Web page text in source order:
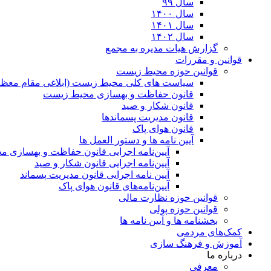
سال ۹۹
سال ۱۴۰۰
سال ۱۴۰۱
سال ۱۴۰۲
گزارش هیات مدیره به مجمع
قوانین و مقررات
قوانین حوزه محیط زیست
ﺳﯿﺎﺳﺖ ﻫﺎی ﮐﻠﯽ ﻣﺤﯿﻂ زﯾﺴﺖ (ابلاغی مقام
قانون حفاظت و بهسازی محیط زیست
قانون شکار و صید
قانون مدیریت پسماندها
قانون هوای پاک
آیین نامه ها و دستور العمل ها
آیین‌نامه اجرایی قانون حفاظت و
آیین‌نامه اجرایی قانون شکار و صید
آیین نامه اجرایی قانون مدیریت پسماند
آیین‌نامه‌های قانون هوای پاک
قوانین حوزه نظارت مالی
قوانین حوزه پولی
بخشنامه ها و آیین نامه ها
کمک‌های مردمی
آموزش و فرهنگ سازی
درباره ما
معرفی